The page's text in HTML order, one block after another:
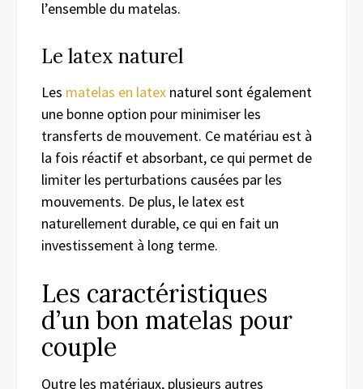
l’ensemble du matelas.
Le latex naturel
Les matelas en latex naturel sont également
une bonne option pour minimiser les
transferts de mouvement. Ce matériau est à
la fois réactif et absorbant, ce qui permet de
limiter les perturbations causées par les
mouvements. De plus, le latex est
naturellement durable, ce qui en fait un
investissement à long terme.
Les caractéristiques
d’un bon matelas pour
couple
Outre les matériaux, plusieurs autres